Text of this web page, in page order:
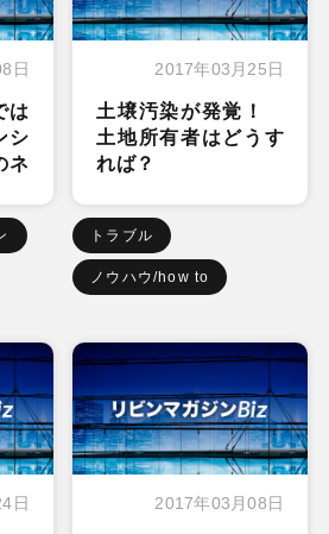
日
は
シ
ネ
2017年03月25日
土壌汚染が発覚！
土地所有者はどうす
れば？
トラブル
ノウハウ/how to
日 2017年03月08日